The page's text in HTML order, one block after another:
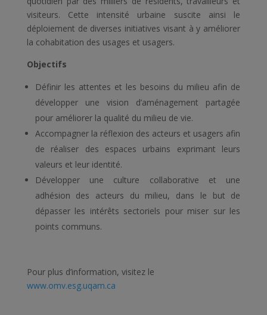
visiteurs. Cette intensité urbaine suscite ainsi le
déploiement de diverses initiatives visant à y améliorer
la cohabitation des usages et usagers.
Objectifs
Définir les attentes et les besoins du milieu afin de
développer une vision d’aménagement partagée
pour améliorer la qualité du milieu de vie.
Accompagner la réflexion des acteurs et usagers afin
de réaliser des espaces urbains exprimant leurs
valeurs et leur identité.
Développer une culture collaborative et une
adhésion des acteurs du milieu, dans le but de
dépasser les intérêts sectoriels pour miser sur les
points communs.
Pour plus d’information, visitez le
www.omv.esg.uqam.ca